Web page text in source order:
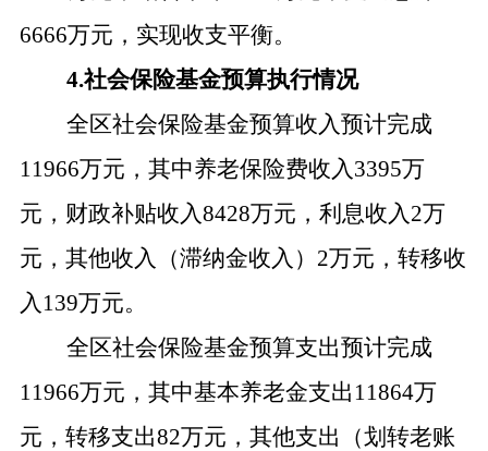
6666万元，实现收支平衡。
4.社会保险基金预算执行情况
全区社会保险基金预算收入预计完成
11966万元，其中养老保险费收入3395万
元，财政补贴收入8428万元，利息收入2万
元，其他收入（滞纳金收入）2万元，转移收
入139万元。
全区社会保险基金预算支出预计完成
11966万元，其中基本养老金支出11864万
元，转移支出82万元，其他支出（划转老账